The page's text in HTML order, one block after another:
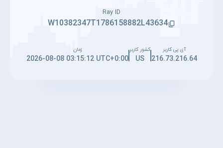
Ray ID
W10382347T1786158882L43634
آی پی کاربر
216.73.216.64
کشور کاربر
US
زمان
2026-08-08 03:15:12 UTC+0:00